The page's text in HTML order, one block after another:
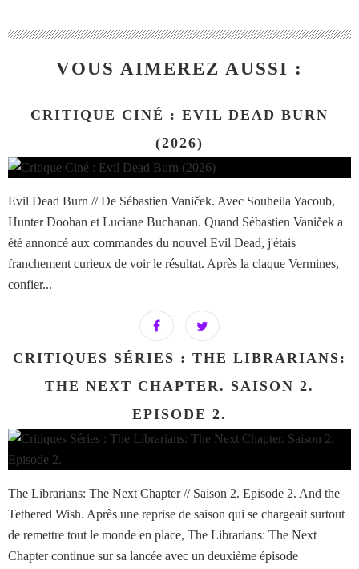
VOUS AIMEREZ AUSSI :
CRITIQUE CINÉ : EVIL DEAD BURN
(2026)
Evil Dead Burn // De Sébastien Vaniček. Avec Souheila Yacoub,
Hunter Doohan et Luciane Buchanan. Quand Sébastien Vaniček a
été annoncé aux commandes du nouvel Evil Dead, j'étais
franchement curieux de voir le résultat. Après la claque Vermines,
confier...
CRITIQUES SÉRIES : THE LIBRARIANS:
THE NEXT CHAPTER. SAISON 2.
EPISODE 2.
The Librarians: The Next Chapter // Saison 2. Episode 2. And the
Tethered Wish. Après une reprise de saison qui se chargeait surtout
de remettre tout le monde en place, The Librarians: The Next
Chapter continue sur sa lancée avec un deuxième épisode